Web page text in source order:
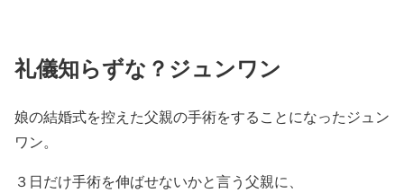
礼儀知らずな？ジュンワン
娘の結婚式を控えた父親の手術をすることになったジュン
ワン。
３日だけ手術を伸ばせないかと言う父親に、